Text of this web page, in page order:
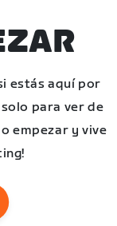
estás aquí por
para ver de
empezar y vive